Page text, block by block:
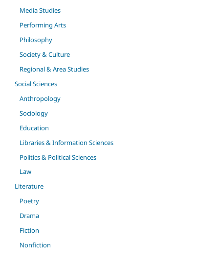
Media Studies
Performing Arts
Philosophy
Society & Culture
Regional & Area Studies
Social Sciences
Anthropology
Sociology
Education
Libraries & Information Sciences
Politics & Political Sciences
Law
Literature
Poetry
Drama
Fiction
Nonfiction